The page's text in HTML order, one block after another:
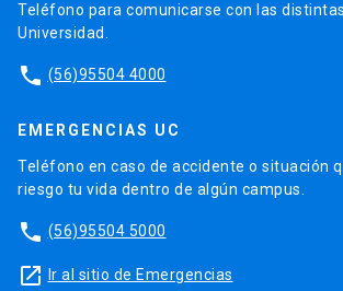
Teléfono para comunicarse con las
Universidad.
phone (56)95504 4000
EMERGENCIAS UC
Teléfono en caso de accidente o situación
riesgo tu vida dentro de algún campus.
phone (56)95504 5000
launch Ir al sitio de Emergencias